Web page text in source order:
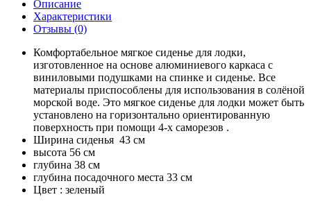
Описание
Характеристики
Отзывы (0)
Комфортабельное мягкое сиденье для лодки,
изготовленное на основе алюминиевого каркаса с
виниловыми подушками на спинке и сиденье. Все
материалы приспособлены для использования в солёной
морской воде. Это мягкое сиденье для лодки может быть
установлено на горизонтально ориентированную
поверхность при помощи 4-х саморезов .
Ширина сиденья 43 см
высота 56 см
глубина 38 см
глубина посадочного места 33 см
Цвет : зеленый